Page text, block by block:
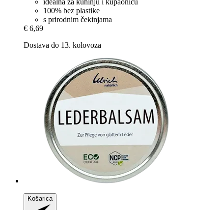
idealna za kuhinju i kupaonicu
100% bez plastike
s prirodnim čekinjama
€ 6,69
Dostava do 13. kolovoza
Košarica